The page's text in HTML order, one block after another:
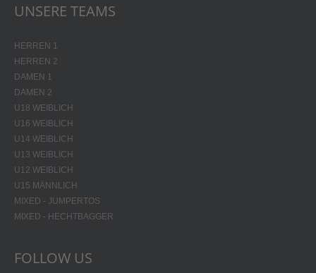
UNSERE TEAMS
HERREN 1
HERREN 2
DAMEN 1
DAMEN 2
U18 WEIBLICH
U16 WEIBLICH
U14 WEIBLICH
U13 WEIBLICH
U12 WEIBLICH
U15 MÄNNLICH
MIXED - JUMPERTOS
MIXED - HECHTBAGGER
FOLLOW US